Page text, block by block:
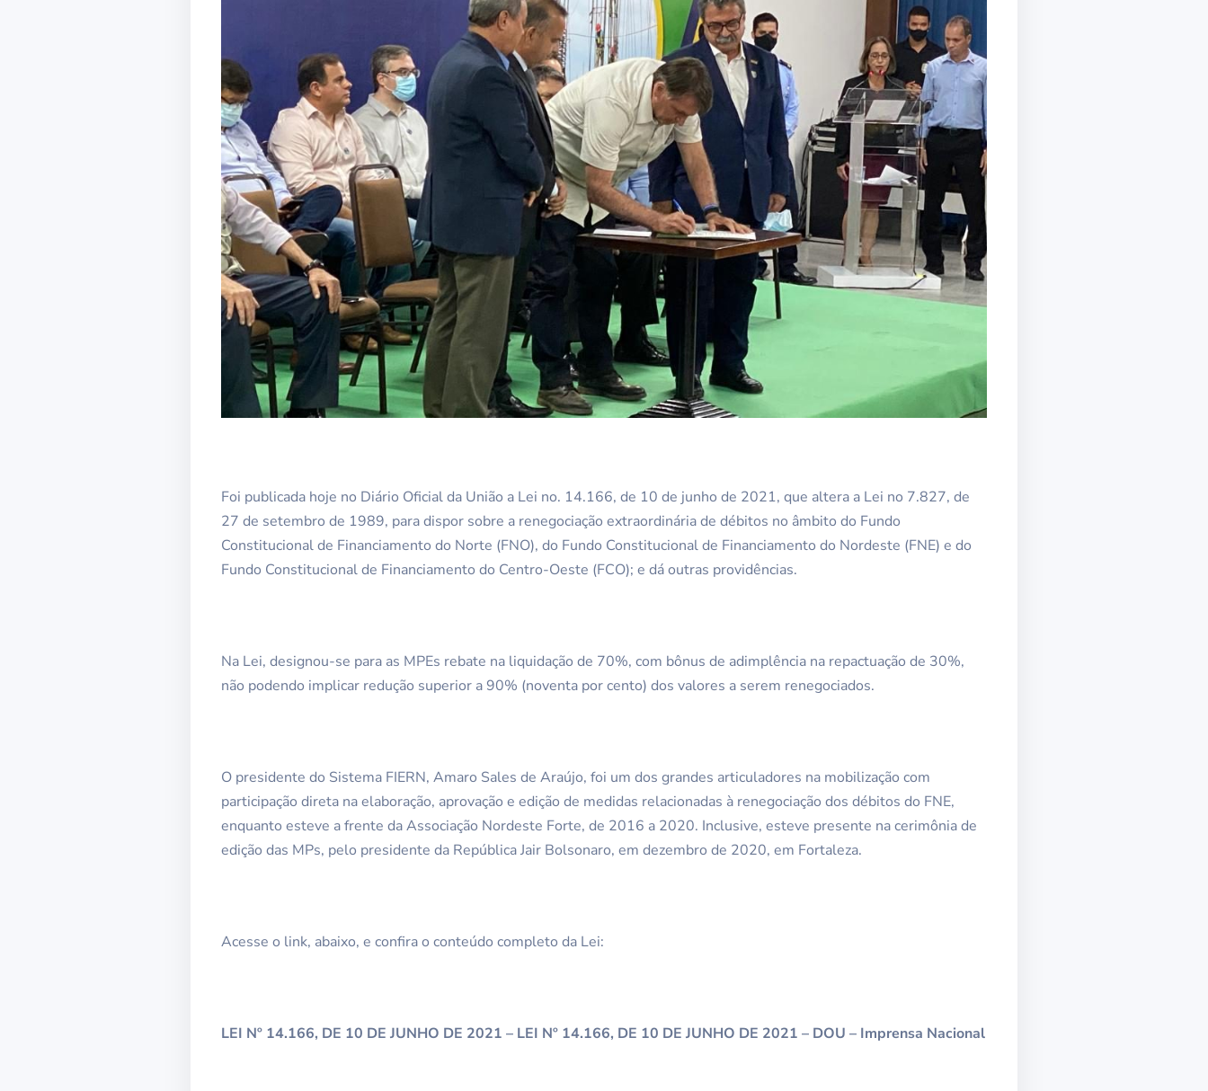
Foi publicada hoje no Diário Oficial da União a Lei no. 14.166, de 10 de junho de 2021, que altera a Lei no 7.827, de
27 de setembro de 1989, para dispor sobre a renegociação extraordinária de débitos no âmbito do Fundo
Constitucional de Financiamento do Norte (FNO), do Fundo Constitucional de Financiamento do Nordeste (FNE) e do
Fundo Constitucional de Financiamento do Centro-Oeste (FCO); e dá outras providências.
Na Lei, designou-se para as MPEs rebate na liquidação de 70%, com bônus de adimplência na repactuação de 30%,
não podendo implicar redução superior a 90% (noventa por cento) dos valores a serem renegociados.
O presidente do Sistema FIERN, Amaro Sales de Araújo, foi um dos grandes articuladores na mobilização com
participação direta na elaboração, aprovação e edição de medidas relacionadas à renegociação dos débitos do FNE,
enquanto esteve a frente da Associação Nordeste Forte, de 2016 a 2020. Inclusive, esteve presente na cerimônia de
edição das MPs, pelo presidente da República Jair Bolsonaro, em dezembro de 2020, em Fortaleza.
Acesse o link, abaixo, e confira o conteúdo completo da Lei:
LEI Nº 14.166, DE 10 DE JUNHO DE 2021 – LEI Nº 14.166, DE 10 DE JUNHO DE 2021 – DOU – Imprensa Nacional